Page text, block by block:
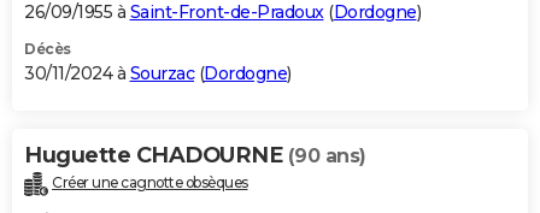
26/09/1955 à Saint-Front-de-Pradoux(Dordogne)
Décès
30/11/2024 à Sourzac(Dordogne)
Huguette CHADOURNE (90 ans)
Créer une cagnotte obsèques